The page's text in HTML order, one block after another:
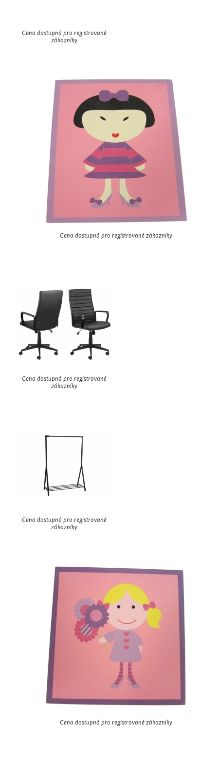
Cena dostupná pro registrované
zákazníky
Cena dostupná pro registrované zákazníky
Cena dostupná pro registrované
zákazníky
Cena dostupná pro registrované
zákazníky
Cena dostupná pro registrované zákazníky